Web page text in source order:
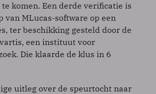
komen. Een derde verificatie is
van MLucas-software op een
ter beschikking gesteld door de
een instituut voor
Die klaarde de klus in 6
uitleg over de speurtocht naar